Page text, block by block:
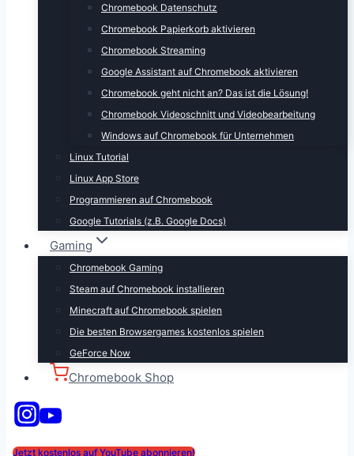
Chromebook Datenschutz
Chromebook Papierkorb aktivieren
Chromebook Streaming
Google Assistant auf Chromebook aktivieren
Chromebook geht nicht an? Das ist die Lösung!
Chromebook Videoschnitt und Videobearbeitung
Windows auf Chromebook für Unternehmen
Linux Tutorial
Linux App Store
Programmieren auf Chromebook
Google Tutorials (z.B. Google Docs)
Gaming
Chromebook Gaming
Steam auf Chromebook installieren
Minecraft auf Chromebook spielen
Die besten Browsergames kostenlos spielen
GeForce Now
Chromebook Shop
Jetzt kostenlos auf YouTube abonnieren!